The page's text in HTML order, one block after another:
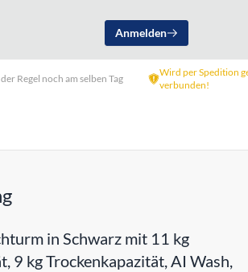
Anmelden
Regel noch am selben Tag
Wird per Spedition
verbunden!
in Schwarz mit 11 kg
9 kg Trockenkapazität, AI Wash,